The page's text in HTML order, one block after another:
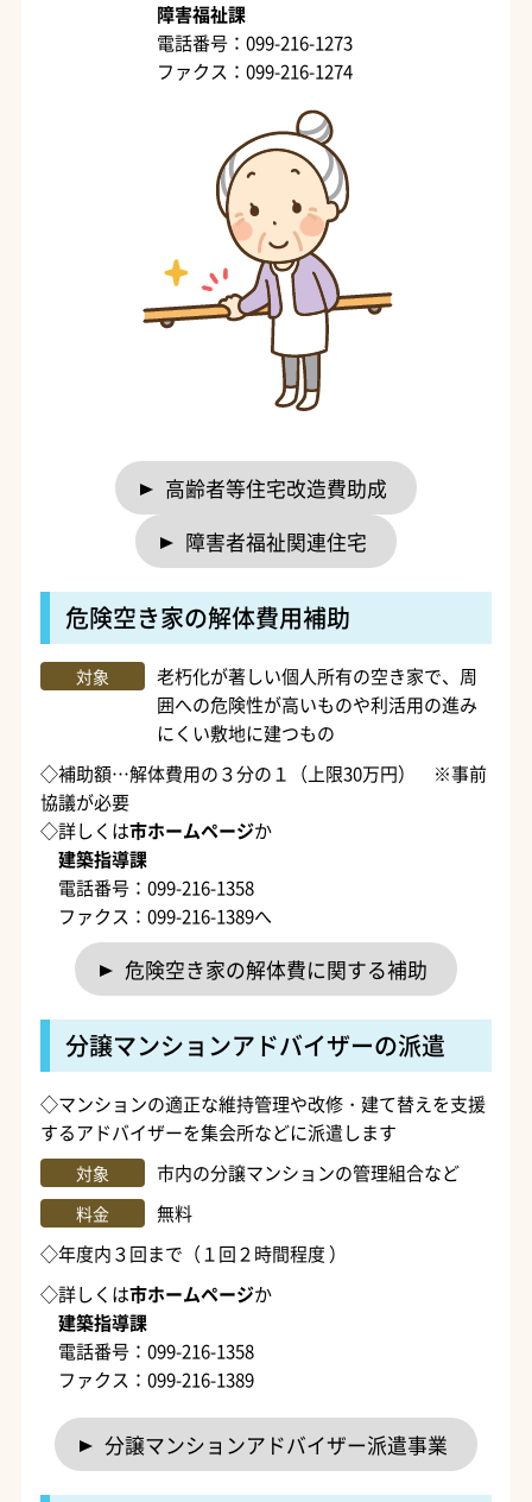
障害福祉課
電話番号：099-216-1273
ファクス：099-216-1274
高齢者等住宅改造費助成
障害者福祉関連住宅
危険空き家の解体費用補助
対象
老朽化が著しい個人所有の空き家で、周
囲への危険性が高いものや利活用の進み
にくい敷地に建つもの
◇補助額…解体費用の３分の１（上限30万円） ※事前
協議が必要
◇詳しくは市ホームページか
建築指導課
電話番号：099-216-1358
ファクス：099-216-1389へ
危険空き家の解体費に関する補助
分譲マンションアドバイザーの派遣
◇マンションの適正な維持管理や改修・建て替えを支援
するアドバイザーを集会所などに派遣します
対象 市内の分譲マンションの管理組合など
料金
無料
◇年度内３回まで（１回２時間程度 ）
◇詳しくは市ホームページか
建築指導課
電話番号：099-216-1358
ファクス：099-216-1389
分譲マンションアドバイザー派遣事業